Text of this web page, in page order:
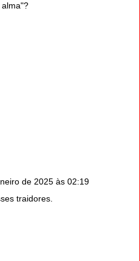
de 2025 às 02:19
traidores.